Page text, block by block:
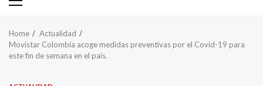
Primary
Home
Actualidad
Movistar Colombia acoge medidas preventivas por el Covid-19 para
este fin de semana en el país.